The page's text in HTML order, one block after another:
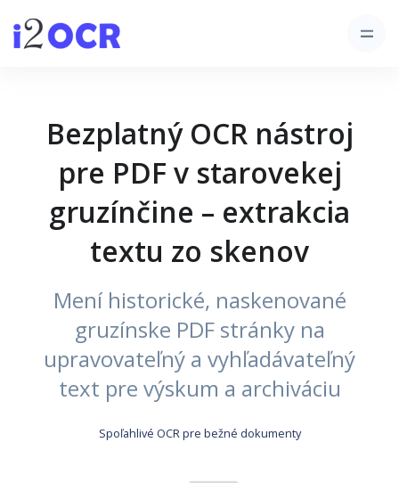
Bezplatný OCR nástroj
pre PDF v starovekej
gruzínčine – extrakcia
textu zo skenov
Mení historické, naskenované
gruzínske PDF stránky na
upravovateľný a vyhľadávateľný
text pre výskum a archiváciu
Spoľahlivé OCR pre bežné dokumenty